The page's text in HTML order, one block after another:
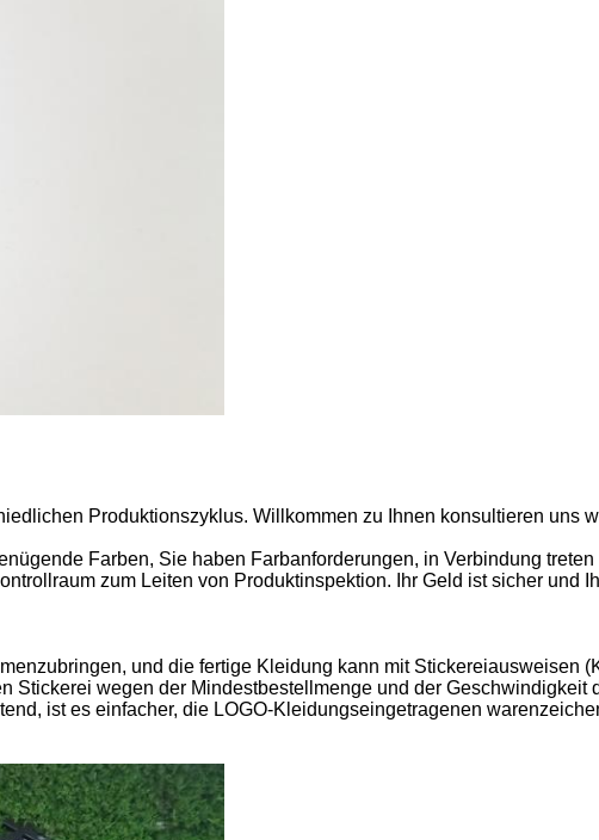
Produktionszyklus. Willkommen zu Ihnen konsultieren uns
Farben, Sie haben Farbanforderungen, in Verbindung
zum Leiten von Produktinspektion. Ihr Geld ist sicher und
und die fertige Kleidung kann mit Stickereiausweisen
Stickerei wegen der Mindestbestellmenge und der Geschwindigkeit
ist es einfacher, die LOGO-Kleidungseingetragenen